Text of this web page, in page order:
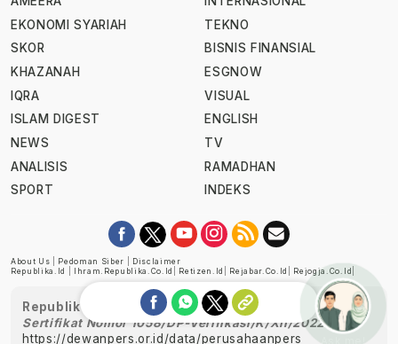
EKONOMI SYARIAH
SKOR
KHAZANAH
IQRA
ISLAM DIGEST
NEWS
ANALISIS
SPORT
TEKNO
BISNIS FINANSIAL
ESGNOW
VISUAL
ENGLISH
TV
RAMADHAN
INDEKS
About Us Pedoman Siber
Disclaimer
Republika.id
Ihram.republika.co.id Retizen.id Rejabar.co.id Rejogja.co.id
Republika telah diverifikasi oleh Dewan Pers
Sertifikat Nomor 1058/DP-Verifikasi/K/XII/2022
https://dewanpers.or.id/data/perusahaanpers